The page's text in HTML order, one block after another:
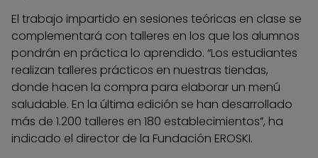
El trabajo impartido en sesiones teóricas en clase se
complementará con talleres en los que los alumnos
pondrán en práctica lo aprendido. “Los estudiantes
realizan talleres prácticos en nuestras tiendas,
donde hacen la compra para elaborar un menú
saludable. En la última edición se han desarrollado
más de 1.200 talleres en 180 establecimientos”, ha
indicado el director de la Fundación EROSKI.